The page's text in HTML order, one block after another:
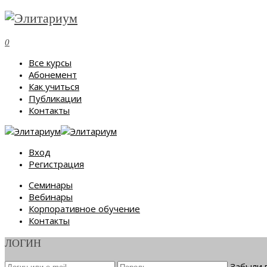
0
Все курсы
Абонемент
Как учиться
Публикации
Контакты
Вход
Регистрация
Семинары
Вебинары
Корпоративное обучение
Контакты
ЛОГИН